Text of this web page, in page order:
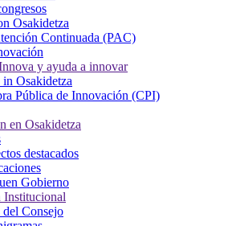
Osakidetza
Continuada (PAC)
y ayuda a innovar
in Osakidetza
Pública de Innovación (CPI)
en Osakidetza
destacados
Gobierno
Institucional
del Consejo